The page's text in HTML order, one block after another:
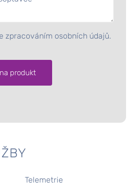
zpracováním osobních údajů.
Telemetrie